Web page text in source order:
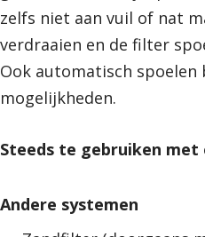
zelfs niet aan vuil of nat
verdraaien en de filter
Ook automatisch
mogelijkheden.
Steeds te gebruiken
Andere systemen